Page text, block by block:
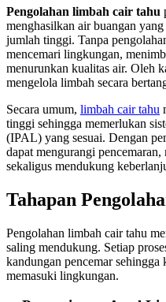
Pengolahan limbah cair tahu
menghasilkan air buangan
jumlah tinggi. Tanpa
mencemari lingkungan,
menurunkan kualitas air. Oleh
mengelola limbah secara
Secara umum, limbah cair tahu
tinggi sehingga memerlukan
(IPAL) yang sesuai. Dengan
dapat mengurangi
sekaligus mendukung
Tahapan
Pengolahan limbah cair tahu
saling mendukung. Setiap
kandungan pencemar
memasuki lingkungan.